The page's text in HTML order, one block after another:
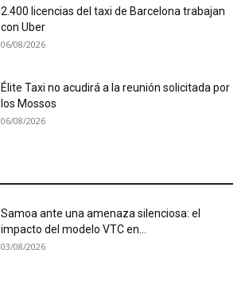
2.400 licencias del taxi de Barcelona trabajan
con Uber
06/08/2026
Élite Taxi no acudirá a la reunión solicitada por
los Mossos
06/08/2026
Samoa ante una amenaza silenciosa: el
impacto del modelo VTC en...
03/08/2026